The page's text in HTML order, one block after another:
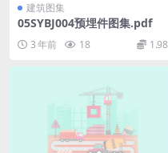
建筑图集
05SYBJ004预埋件图集.pdf
3 年前 18 1.98